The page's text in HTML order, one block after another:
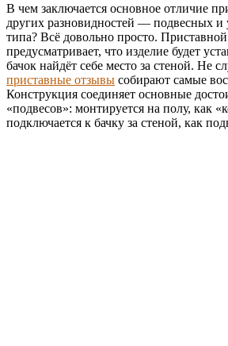
В чем заключается основное отличие
других разновидностей — подвесных и
типа? Всё довольно просто.
предусматривает, что изделие будет
бачок найдёт себе место за стеной. Не
приставные отзывы собирают самые
Конструкция соединяет основные
«подвесов»: монтируется на полу, как
подключается к бачку за стеной, как